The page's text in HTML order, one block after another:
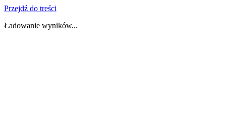
Przejdź do treści
Ładowanie wyników...